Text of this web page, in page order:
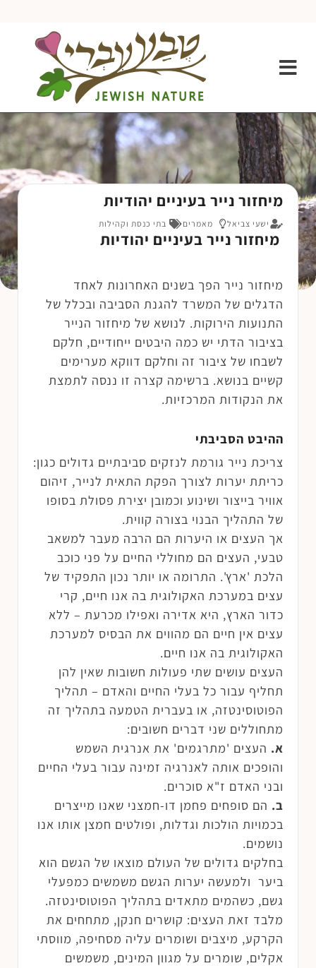
מיחזור נייר בעיניים יהודיות
ישעי צביאל מאמרים בתי כנסת וקהילות
מיחזור נייר בעיניים יהודיות
מיחזור נייר הפך בשנים האחרונות לאחד
הדגלים של המשרד להגנת הסביבה ובכלל של
התנועות הירוקות. לנושא של מיחזור הנייר
בציבור הדתי יש כמה היבטים ייחודיים, חלקם
לשבחו של ציבור זה וחלקם דווקא מערימים
קשיים בנושא. ברשימה קצרה זו ננסה לתמצת
את הנקודות המרכזיות.
ההיבט הסביבתי
צריכת נייר גורמת לנזקים סביבתיים גדולים כגון:
כריתת יערות לצורך הפקת התאית לנייר, זיהום
אוויר בייצור ושינוע וכמובן יצירת פסולת בסופו
של התהליך הבנוי בצורה קווית.
אך העצים או היערות הם הרבה מעבר למשאב
טבעי, העצים הם מחוללי החיים על פני כוכב
הלכת 'ארץ'. התרומה או יותר נכון התפקיד של
עצים במערכת האקולוגית בה אנו חיים, קרי
כדור הארץ, היא אדירה ואפילו מכרעת – ללא
עצים אין חיים הם מהווים את הבסיס למערכת
האקולוגית בה אנו חיים.
העצים עושים שתי פעולות חשובות שאין להן
תחליף עבור כל בעלי החיים והאדם – תהליך
הפוטוסינטזה, או בעברית הטמעה בתהליך זה
מתחוללים שני דברים חשובים:
א. העצים 'מתרגמים' את אנרגית השמש
והופכים אותה לאנרגיה זמינה עבור בעלי החיים
ובני האדם ז"א סוכרים.
ב. הם סופחים פחמן דו-חמצני שאנו מייצרים
בכמויות הולכות וגדלות, ופולטים חמצן אותו אנו
נושמים.
בחלקים גדולים של העולם מוצאו של הגשם הוא
ביער ולמעשה יערות הגשם משמשים כמפעלי
גשם, כשהמים מתאדים בתהליך הפוטוסינטזה.
מלבד זאת העצים: קושרים חנקן, מתחחים את
הקרקע, מיצבים ושומרים עליה מסחיפה, מווסתי
אקלים, שומרים על מגוון המינים, משמשים